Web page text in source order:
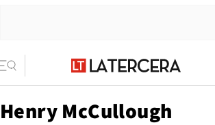
Henry McCullough